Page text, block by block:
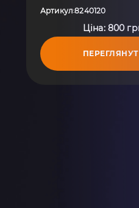
JUMPER 2002-2006
Артикул:8240120
Ціна: 800